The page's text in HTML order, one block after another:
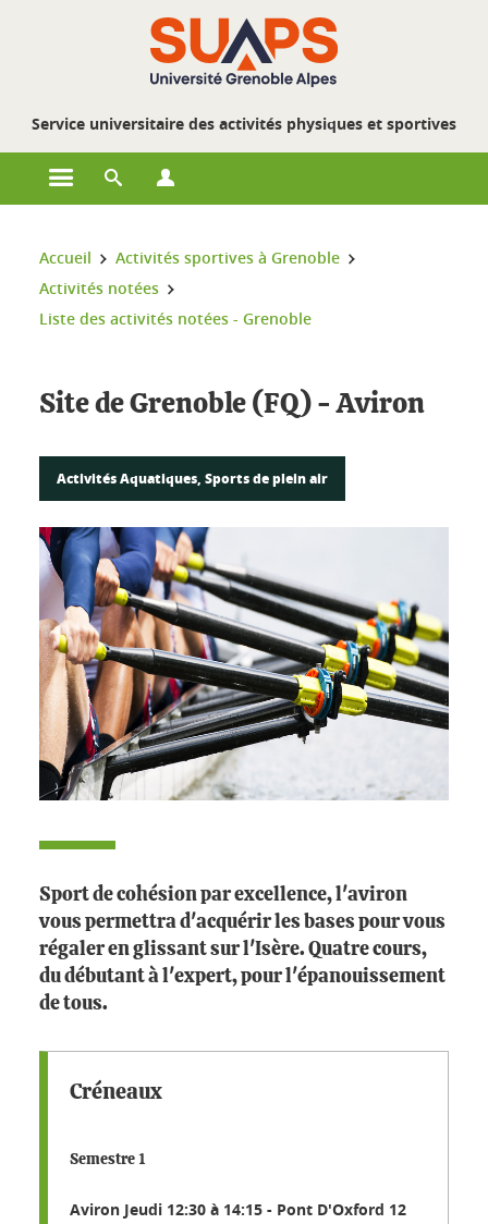
Service universitaire des activités physiques et sportives
Ouvrir le menu principal
Ouvrir le moteur de recherche
Vous êtes ici :
Accueil
Activités sportives à Grenoble
Activités notées
Liste des activités notées - Grenoble
Site de Grenoble (FQ) - Aviron
Activités Aquatiques, Sports de plein air
Sport de cohésion par excellence, l'aviron
vous permettra d'acquérir les bases pour vous
régaler en glissant sur l'Isère. Quatre cours,
du débutant à l'expert, pour l'épanouissement
de tous.
Créneaux
Semestre 1
Aviron Jeudi 12:30 à 14:15 - Pont D'Oxford 12